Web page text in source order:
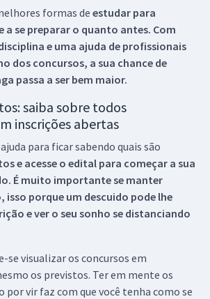
formas de estudar para
a se preparar o quanto antes. Com
e uma ajuda de profissionais
dos concursos, a sua chance de
passa a ser bem maior.
saiba sobre todos
inscrições abertas
para ficar sabendo quais são
e acesse o edital para começar a sua
É muito importante se manter
isso porque um descuido pode lhe
e ver o seu sonho se distanciando
se visualizar os concursos em
os previstos. Ter em mente os
por vir faz com que você tenha como se